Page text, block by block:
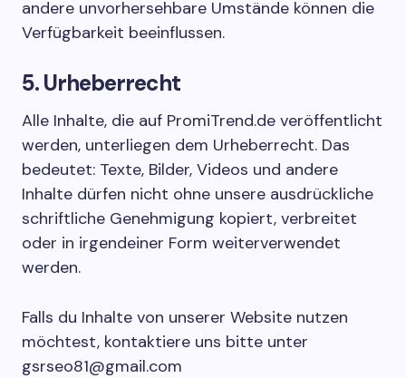
andere unvorhersehbare Umstände können die
Verfügbarkeit beeinflussen.
5. Urheberrecht
Alle Inhalte, die auf PromiTrend.de veröffentlicht
werden, unterliegen dem Urheberrecht. Das
bedeutet: Texte, Bilder, Videos und andere
Inhalte dürfen nicht ohne unsere ausdrückliche
schriftliche Genehmigung kopiert, verbreitet
oder in irgendeiner Form weiterverwendet
werden.
Falls du Inhalte von unserer Website nutzen
möchtest, kontaktiere uns bitte unter
gsrseo81@gmail.com